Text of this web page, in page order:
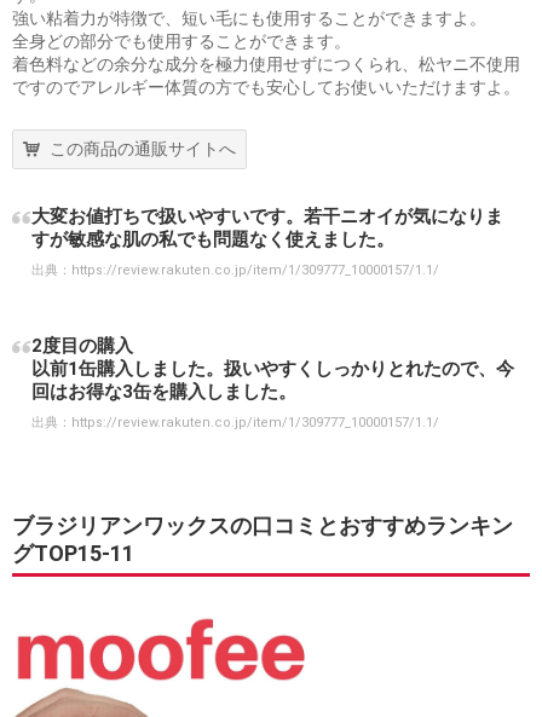
強い粘着力が特徴で、短い毛にも使用することができますよ。
全身どの部分でも使用することができます。
着色料などの余分な成分を極力使用せずにつくられ、松ヤニ不使用
ですのでアレルギー体質の方でも安心してお使いいただけますよ。
この商品の通販サイトへ
大変お値打ちで扱いやすいです。若干ニオイが気になりま
すが敏感な肌の私でも問題なく使えました。
出典： https://review.rakuten.co.jp/item/1/309777_10000157/1.1/
2度目の購入
以前1缶購入しました。扱いやすくしっかりとれたので、今
回はお得な3缶を購入しました。
出典： https://review.rakuten.co.jp/item/1/309777_10000157/1.1/
ブラジリアンワックスの口コミとおすすめランキン
グTOP15-11